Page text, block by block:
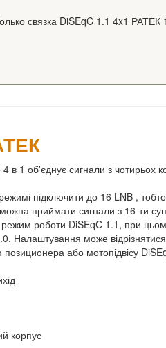
связка DiSEqC 1.1 4x1
в 1 об'єднує сигнали з чотирьох
підключити до 16 LNB ,
можна приймати сигнали з 16-ти
режим роботи DiSEqC 1.1, при
Налаштування може
або мотопідвісу
корпус